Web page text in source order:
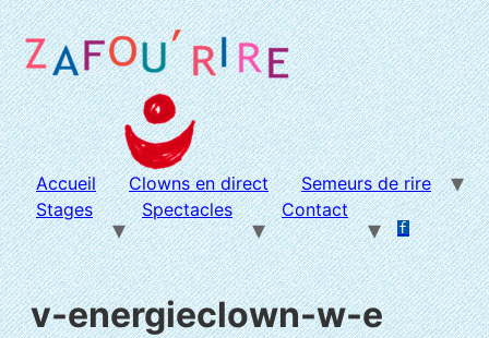
Aller
au
contenu
Accueil Clowns en direct
Semeurs de rire
Stages
Spectacles Contact
f
v-energieclown-w-e